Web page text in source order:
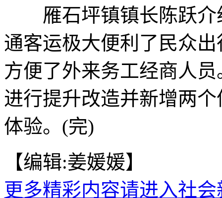
雁石坪镇镇长陈跃介
通客运极大便利了民众
方便了外来务工经商人
进行提升改造并新增两
体验。(完)
【编辑:姜媛媛】
更多精彩内容请进入社会